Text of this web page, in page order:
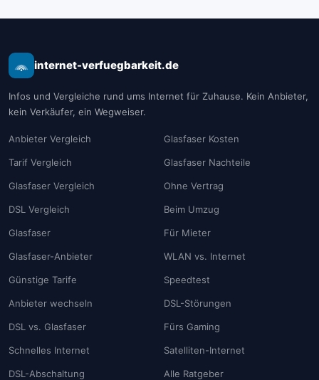
internet-verfuegbarkeit.de
Infos und Vergleiche rund ums Internet für Zuhause. Kein Anbieter,
kein Verkäufer, ein Wegweiser.
Anbieter Vergleich
Tarif Vergleich
Glasfaser Vergleich
DSL Vergleich
Glasfaser
Glasfaser-Anbieter
Günstige Tarife
Anbieter wechseln
DSL vs. Glasfaser
Schnelles Internet
DSL-Abschaltung
Glasfaser Kosten
Glasfaser Nachteile
Ohne Vertrag
Beim Umzug
Für Mieter
WLAN vs. Internet
Speedtest
DSL-Störungen
Fürs Gaming
Satelliten-Internet
Alle Ratgeber